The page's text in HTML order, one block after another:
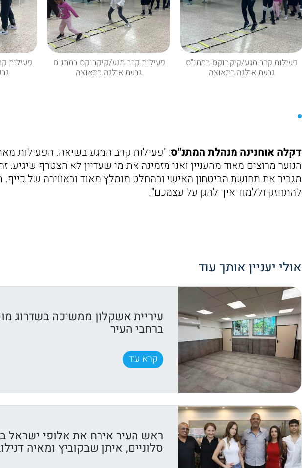
פעילות קרב מגע/קיקבוקס במתנ"ס
גבעת אולגה בתאוצה
פעילות קרב מגע/קיקבוקס במתנ"ס
גבעת אולגה בתאוצה
פעילות
דקלה אוחנינה מנהלת המתנ"ס: "פעילות קרב המגע בשיאה. הפעילות
הנוער מרוצים מאוד מהעניין ואני מזמינה את מי שעדיין לא הצטרף שיגיע.
מגביר את תחושת הביטחון האישי ובהחלט מומלץ מאוד ובאווירה של כייף.
להתחזק וללמוד איך להגן על עצמכם".
אולי יעניין אותך עוד
עיריית אשקלון ממשיכה בשדרוג
ברחבי העיר
קרא עוד
ראש העיר אירח את אלופי ישראל
סלוניים, איתן שבקוביץ ומאיה